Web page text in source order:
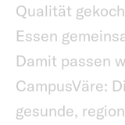
Qualität
Essen
Damit passen
CampusVäre:
gesunde,